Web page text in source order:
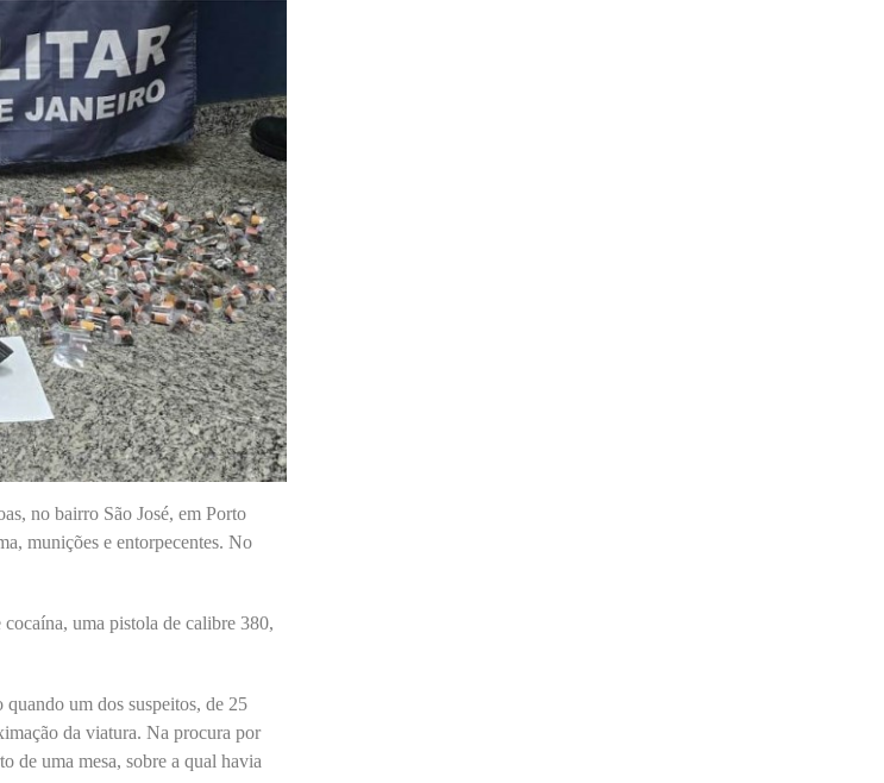
no bairro São José, em Porto
munições e entorpecentes. No
uma pistola de calibre 380,
um dos suspeitos, de 25
da viatura. Na procura por
de uma mesa, sobre a qual havia